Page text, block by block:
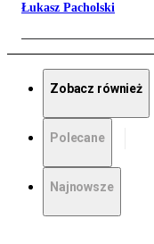
Łukasz Pacholski
Zobacz również
Polecane
Najnowsze